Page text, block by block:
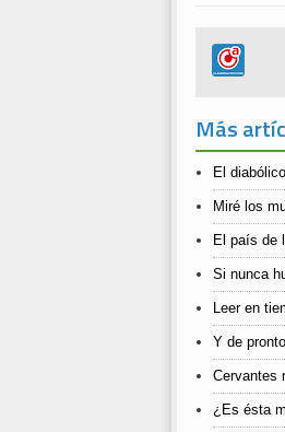
Más
El
Miré los
El país de
Si nunca
Leer en
Y de
Cervantes
¿Es ésta